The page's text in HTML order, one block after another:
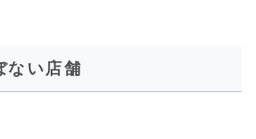
ない店舗